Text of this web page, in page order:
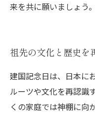
来を共に願いましょう。
祖先の文化と歴史を
建国記念日は、日本に
ルーツや文化を再認識
くの家庭では神棚に向